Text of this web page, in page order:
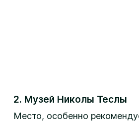
2. Музей Николы Теслы
Место, особенно